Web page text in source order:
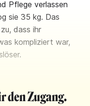
Pflege verlassen
sie 35 kg. Das
dass ihr
kompliziert war,
den Zugang.